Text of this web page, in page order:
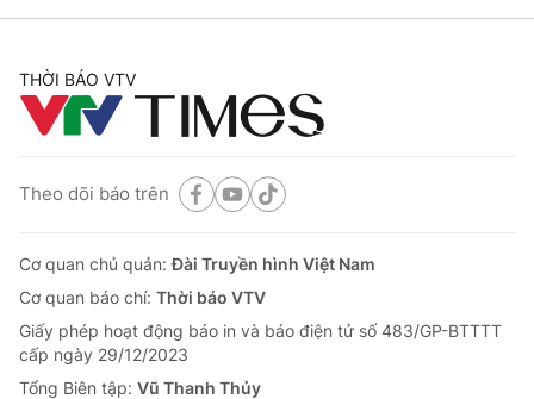
THỜI BÁO VTV
Theo dõi báo trên
Cơ quan chủ quản:Đài Truyền hình Việt Nam
Cơ quan báo chí: Thời báo VTV
Giấy phép hoạt động báo in và báo điện tử số 483/GP-BTTTT
cấp ngày 29/12/2023
Tổng Biên tập: Vũ Thanh Thủy